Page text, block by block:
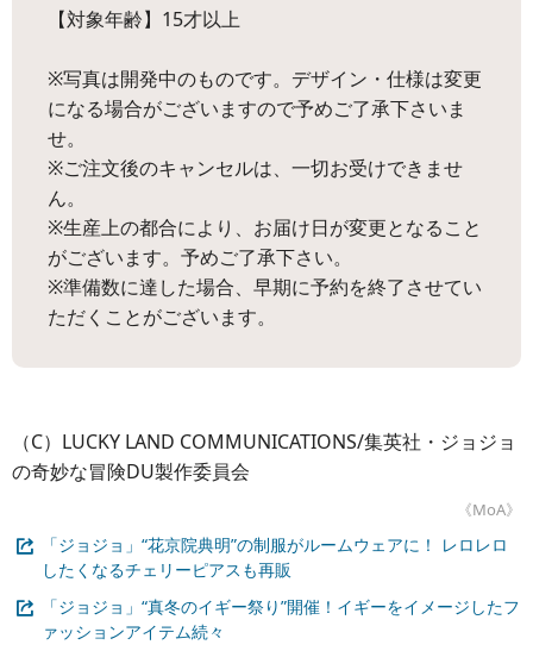
【対象年齢】15才以上
※写真は開発中のものです。デザイン・仕様は変更
になる場合がございますので予めご了承下さいま
せ。
※ご注文後のキャンセルは、一切お受けできませ
ん。
※生産上の都合により、お届け日が変更となること
がございます。予めご了承下さい。
※準備数に達した場合、早期に予約を終了させてい
ただくことがございます。
（C）LUCKY LAND COMMUNICATIONS/集英社・ジョジョ
の奇妙な冒険DU製作委員会
《MoA》
「ジョジョ」“花京院典明”の制服がルームウェアに！ レロレロ
したくなるチェリーピアスも再販
「ジョジョ」“真冬のイギー祭り”開催！イギーをイメージしたフ
ァッションアイテム続々